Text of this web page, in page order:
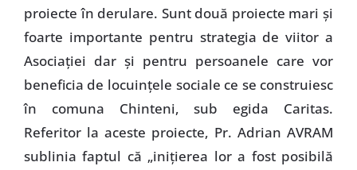
proiecte în derulare. Sunt două proiecte mari şi
foarte importante pentru strategia de viitor a
Asociaţiei dar şi pentru persoanele care vor
beneficia de locuinţele sociale ce se construiesc
în comuna Chinteni, sub egida Caritas.
Referitor la aceste proiecte, Pr. Adrian AVRAM
sublinia faptul că „iniţierea lor a fost posibilă